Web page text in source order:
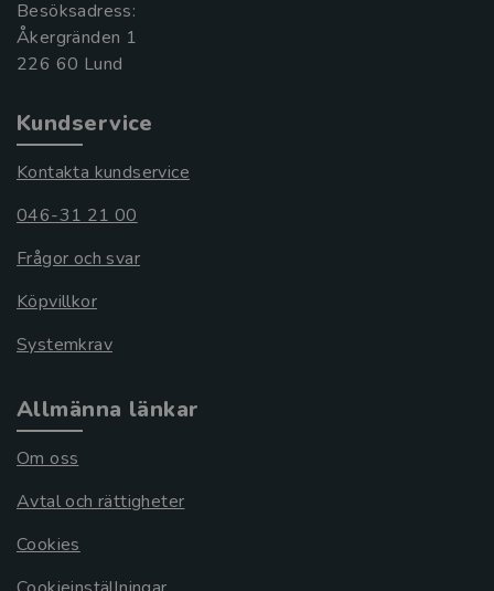
Besöksadress:
Åkergränden 1
Kundservice
Kontakta kundservice
046-31 21 00
Frågor och svar
Köpvillkor
Systemkrav
Allmänna länkar
Om oss
Avtal och rättigheter
Cookies